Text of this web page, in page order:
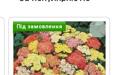
Пiд замовлення